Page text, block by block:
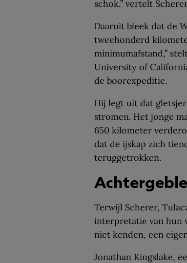
schok,” vertelt
Daaruit bleek dat de
tweehonderd
minimumafstand,”
University of
de boorexpeditie.
Hij legt uit dat
stromen. Het jonge
650 kilometer
dat de ijskap zich
teruggetrokken.
Terwijl Scherer,
interpretatie van hun
niet kenden, een
Jonathan Kingslake,